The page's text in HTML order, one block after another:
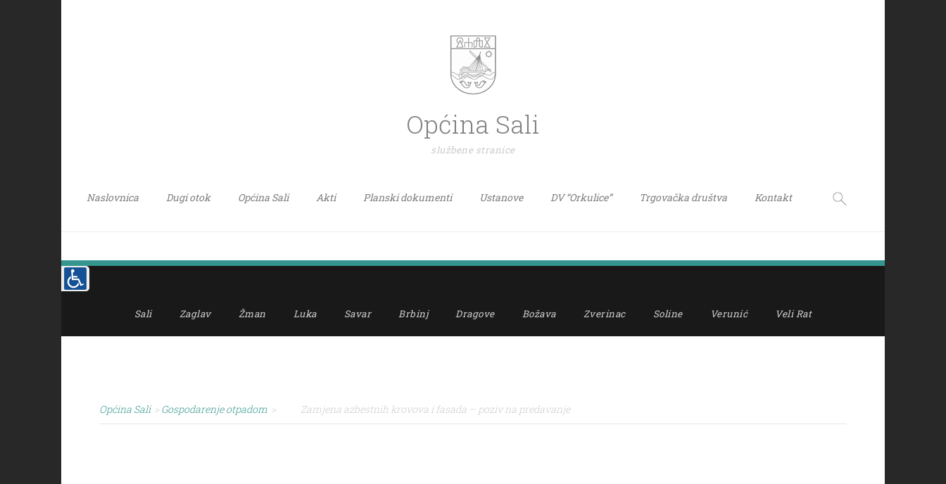
Općina Sali
službene stranice
Naslovnica Dugi otok Općina Sali Akti Planski dokumenti Ustanove DV “Orkulice” Trgovačka društva Kontakt
Sali Zaglav Žman Luka Savar Brbinj Dragove Božava Zverinac Soline Verunić Veli Rat
Općina Sali > Gospodarenje otpadom > Zamjena azbestnih krovova i fasada – poziv na predavanje